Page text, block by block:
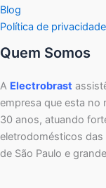
Blog
Política de privacidade
Quem Somos
A Electrobrast
empresa que esta no
30 anos, atuando
eletrodomésticos das
de São Paulo e